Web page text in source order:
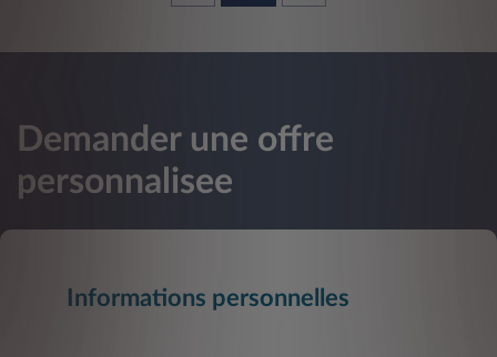
Demander une offre
personnalisee
Informations personnelles